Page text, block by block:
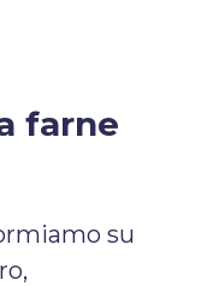
farne
su